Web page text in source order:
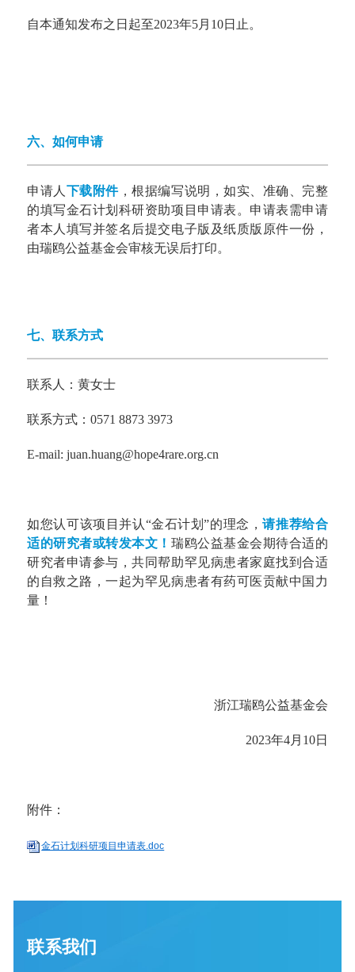
自本通知发布之日起至2023年5月10日止。
六、如何申请
申请人 下载附件，根据编写说明，如实、准确、完整
的填写金石计划科研资助项目申请表。 申请表需申请
者本人填写并签名后提交电子版及纸质版原件一份，
由瑞鸥公益基金会审核无误后打印。
七、联系方式
联系人：黄女士
联系方式：0571 8873 3973
E-mail:juan.huang@hope4rare.org.cn
如您认可该项目并认“金石计划”的理念，请推荐给合
适的研究者或转发本文！ 瑞鸥公益基金会期待合适的
研究者申请参与，共同帮助罕见病患者家庭找到合适
的自救之路，一起为罕见病患者有药可医贡献中国力
量！
浙江瑞鸥公益基金会
2023年4月10日
附件：
金石计划科研项目申请表.doc
联系我们